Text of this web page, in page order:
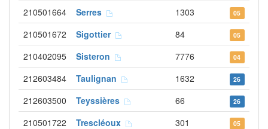
210501664 Serres 1303 05
210501672 Sigottier 84 05
210402095 Sisteron 7776 04
212603484 Taulignan 1632 26
212603500 Teyssières 66 26
210501722 Trescléoux 301 05